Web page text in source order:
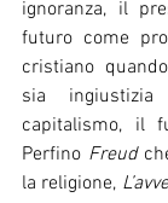
ignoranza, il
futuro come
cristiano
sia
capitalismo, il
Perfino Freud
la religione,